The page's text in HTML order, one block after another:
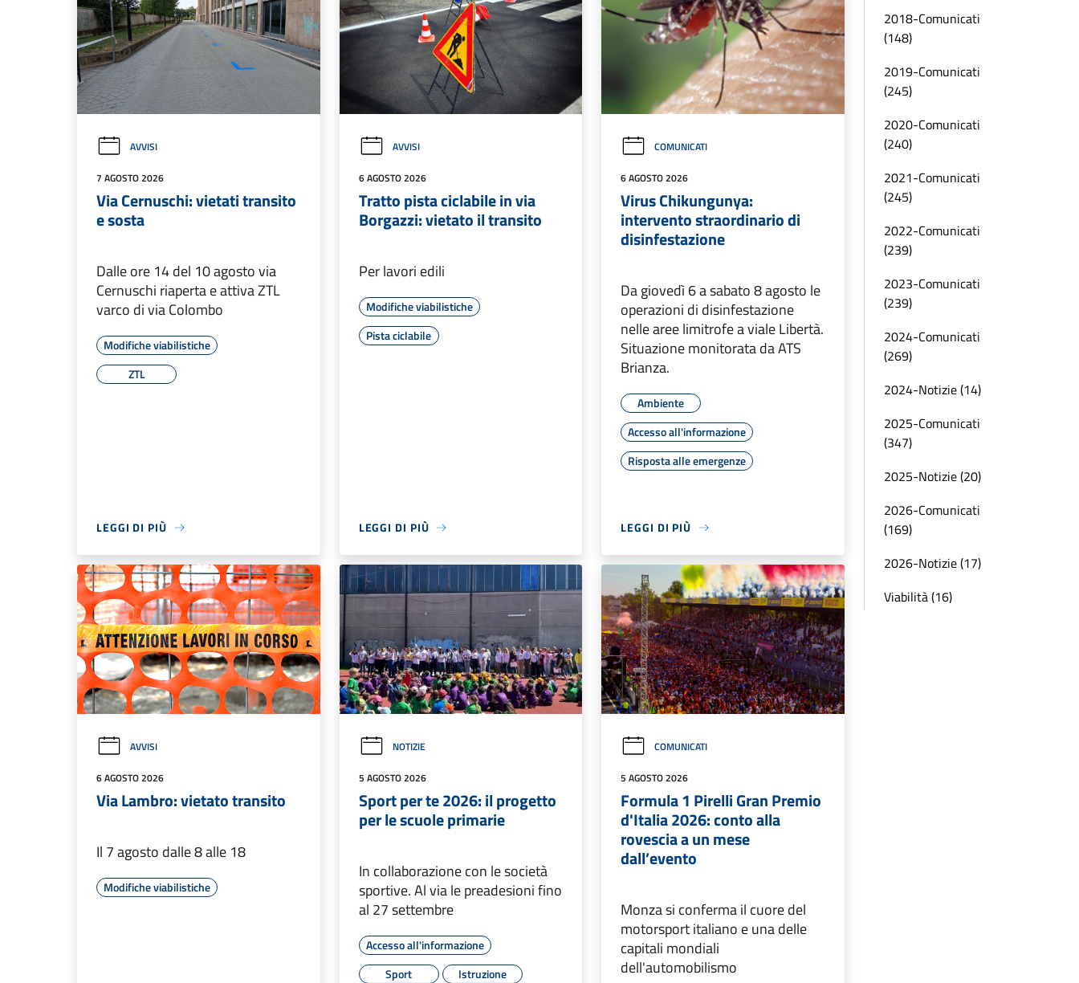
AVVISI
7 AGOSTO 2026
Via Cernuschi: vietati transito
e sosta
Dalle ore 14 del 10 agosto via
Cernuschi riaperta e attiva ZTL
varco di via Colombo
Modifiche viabilistiche
ZTL
LEGGI DI PIÙ
AVVISI
6 AGOSTO 2026
Tratto pista ciclabile in via
Borgazzi: vietato il transito
Per lavori edili
Modifiche viabilistiche
Pista ciclabile
LEGGI DI PIÙ
COMUNICATI
6 AGOSTO 2026
Virus Chikungunya:
intervento straordinario di
disinfestazione
Da giovedì 6 a sabato 8 agosto le
operazioni di disinfestazione
nelle aree limitrofe a viale Libertà.
Situazione monitorata da ATS
Brianza.
Ambiente
Accesso all'informazione
Risposta alle emergenze
LEGGI DI PIÙ
AVVISI
6 AGOSTO 2026
Via Lambro: vietato transito
Il 7 agosto dalle 8 alle 18
Modifiche viabilistiche
NOTIZIE
5 AGOSTO 2026
Sport per te 2026: il progetto
per le scuole primarie
In collaborazione con le società
sportive. Al via le preadesioni fino
al 27 settembre
Accesso all'informazione
Sport
Istruzione
COMUNICATI
5 AGOSTO 2026
Formula 1 Pirelli Gran Premio
d'Italia 2026: conto alla
rovescia a un mese
dall’evento
Monza si conferma il cuore del
motorsport italiano e una delle
capitali mondiali
dell'automobilismo
2018-Comunicati
(148)
2019-Comunicati
(245)
2020-Comunicati
(240)
2021-Comunicati
(245)
2022-Comunicati
(239)
2023-Comunicati
(239)
2024-Comunicati
(269)
2024-Notizie (14)
2025-Comunicati
(347)
2025-Notizie (20)
2026-Comunicati
(169)
2026-Notizie (17)
Viabilità (16)